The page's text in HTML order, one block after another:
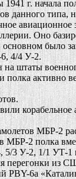
г. начала
Оно
было
4/4 У-2.
активно
корабельное
МБР-2
2 полка
5/3 У-2, 1/1 УТ-1
из
6a